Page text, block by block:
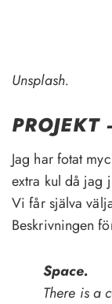
Unsplash.
PROJEKT
Jag har fotat
extra kul då jag
Vi får själva
Beskrivningen
Space.
There is a